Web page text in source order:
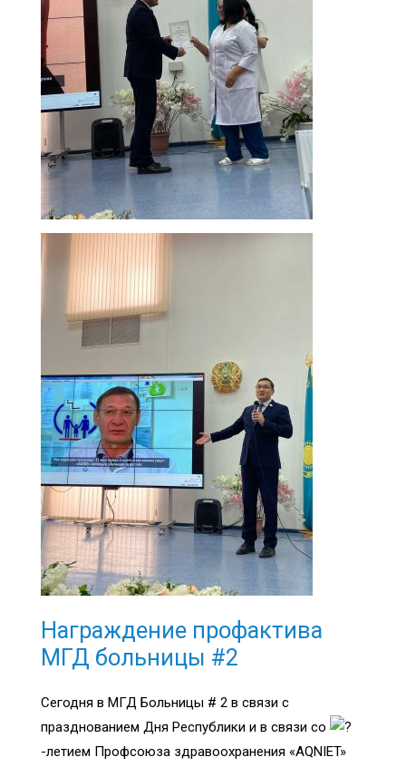
Награждение профактива
МГД больницы #2
Сегодня в МГД Больницы # 2 в связи с
празднованием Дня Республики и в связи со
-летием Профсоюза здравоохранения «AQNIET»